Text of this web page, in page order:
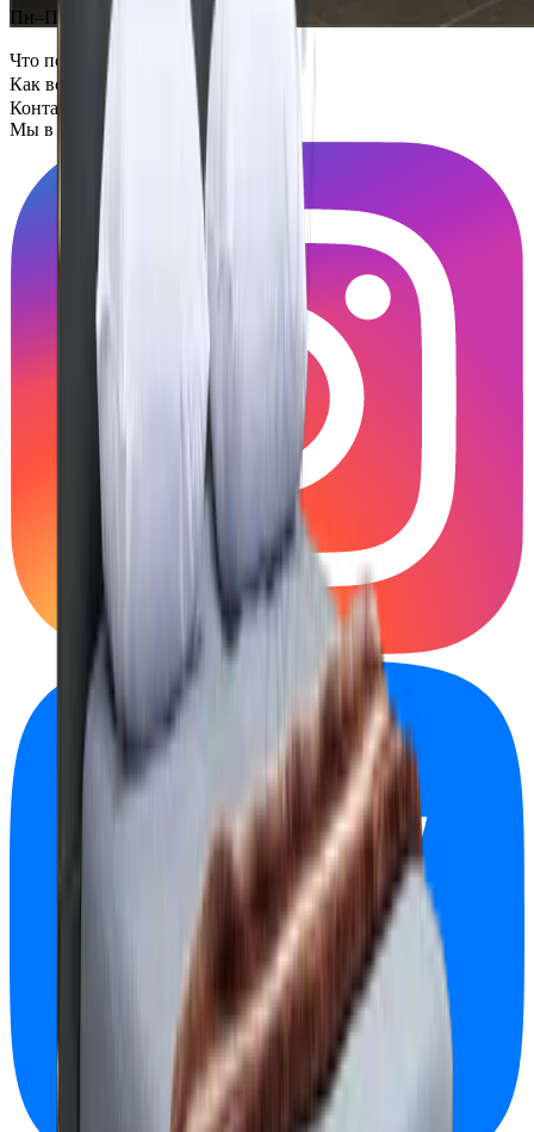
Пн–Пт 5:00–14:00 (Мск)
Что посмотреть
Как всё устроено
Контакты
Мы в социальных сетях